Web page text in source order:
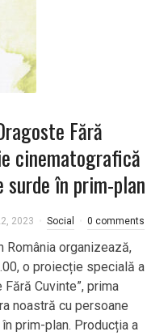
Fără
cinematografică
surde în prim-plan
2023 Social 0 comments
România organizează,
o proiecție specială a
Cuvinte”, prima
noastră cu persoane
prim-plan. Producția a